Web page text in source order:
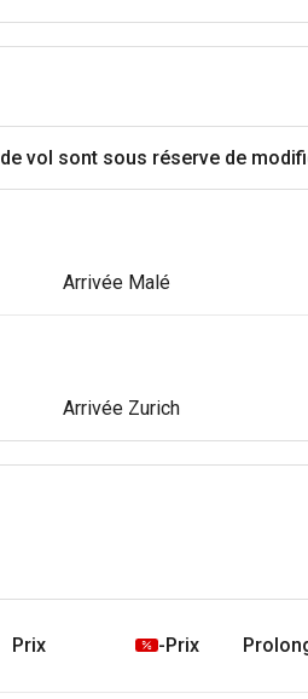
vol sont sous réserve de
Arrivée Malé
Arrivée Zurich
Prix -Prix